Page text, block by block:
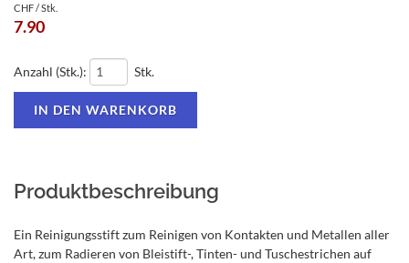
CHF / Stk.
7.90
Anzahl (Stk.): Stk.
Produktbeschreibung
Ein Reinigungsstift zum Reinigen von Kontakten und Metallen aller
Art, zum Radieren von Bleistift-, Tinten- und Tuschestrichen auf